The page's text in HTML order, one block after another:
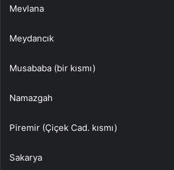
Mevlana
Meydancık
Musababa (bir kısmı)
Namazgah
Piremir (Çiçek Cad. kısmı)
Sakarya